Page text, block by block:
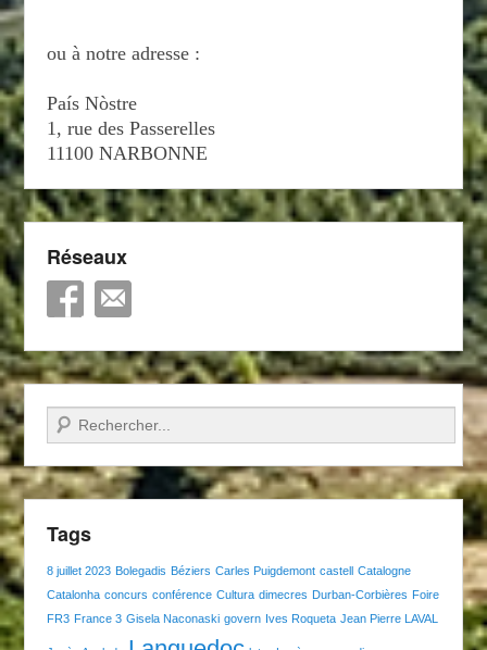
ou à notre adresse :
País Nòstre
1, rue des Passerelles
11100 NARBONNE
Réseaux
Recherche
Tags
8 juillet 2023 Bolegadis Béziers Carles Puigdemont castell Catalogne
Catalonha concurs conférence Cultura dimecres Durban-Corbières Foire
FR3 France 3 Gisela Naconaski govern Ives Roqueta Jean Pierre LAVAL